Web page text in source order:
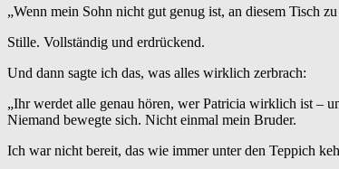
„Wenn mein Sohn nicht gut genug ist, an diesem Tisch
Stille. Vollständig und erdrückend.
Und dann sagte ich das, was alles wirklich zerbrach:
„Ihr werdet alle genau hören, wer Patricia wirklich ist –
Niemand bewegte sich. Nicht einmal mein Bruder.
Ich war nicht bereit, das wie immer unter den Teppich